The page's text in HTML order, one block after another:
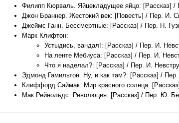
Филипп Кюрваль. Яйцекладущее яйцо: [Рассказ] /
Джон Браннер. Жестокий век: [Повесть] / Пер. И.
Джеймс Ганн. Бессмертные: [Рассказ] / Пер. Н.
Марк Клифтон:
Устыдись, вандал!: [Рассказ] / Пер. И.
На ленте Мебиуса: [Рассказ] / Пер. И.
Что я наделал?: [Рассказ] / Пер. И.
Эдмонд Гамильтон. Ну, и как там?: [Рассказ] /
Клиффорд Саймак. Мир красного солнца:
Мак Рейнольдс. Революция: [Рассказ] / Пер. Ю.